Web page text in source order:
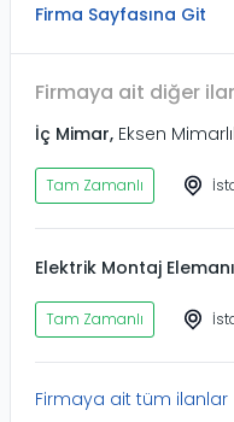
Firma Sayfasına Git
Firmaya ait diğer
İç Mimar, Eksen
Tam Zamanlı
Elektrik Montaj Elemanı
Tam Zamanlı
Firmaya ait tüm ilanlar